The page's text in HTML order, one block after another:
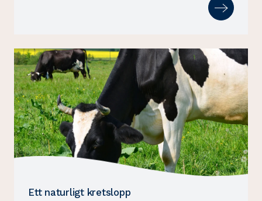
Ett naturligt kretslopp